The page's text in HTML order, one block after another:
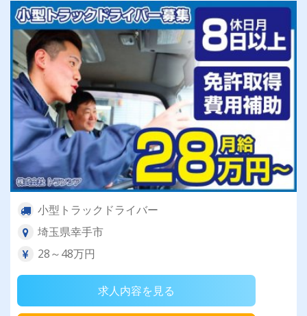
小型トラックドライバー
埼玉県幸手市
28～48万円
求人内容を見る